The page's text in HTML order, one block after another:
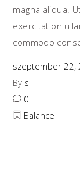
magna aliqua.
exercitation
commodo
szeptember 22,
By s l
0
Balance